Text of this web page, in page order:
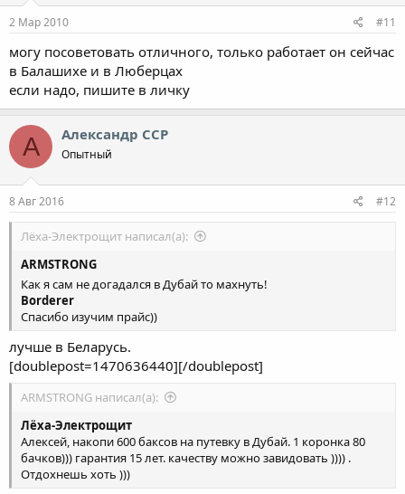
2 Мар 2010 #11
могу посоветовать отличного, только работает он сейчас
в Балашихе и в Люберцах
если надо, пишите в личку
А Александр ССР
Опытный
8 Авг 2016 #12
Лёха-Электрощит написал(а):
ARMSTRONG
Как я сам не догадался в Дубай то махнуть!
Borderer
Спасибо изучим прайс))
лучше в Беларусь.
[doublepost=1470636440][/doublepost]
ARMSTRONG написал(а):
Лёха-Электрощит
Алексей, накопи 600 баксов на путевку в Дубай. 1 коронка 80
бачков))) гарантия 15 лет. качеству можно завидовать )))) .
Отдохнешь хоть )))